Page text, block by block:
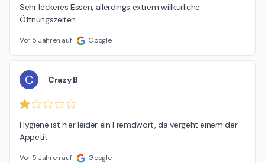
Sehr leckeres Essen, allerdings extrem willkürliche
Öffnungszeiten
Vor 5 Jahren auf Google
C Crazy B
Hygiene ist hier leider ein Fremdwort, da vergeht einem der
Appetit.
Vor 5 Jahren auf Google